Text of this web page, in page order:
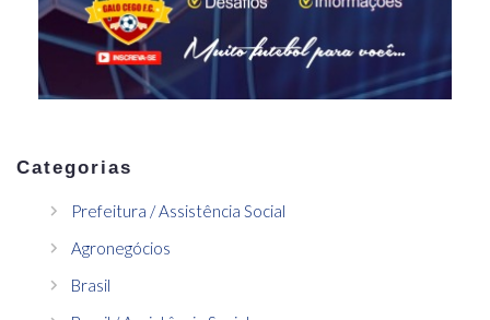
Categorias
Prefeitura / Assistência Social
Agronegócios
Brasil